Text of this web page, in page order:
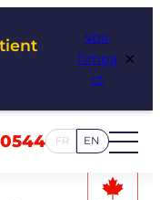
Voir
l’impa
ct
×
FR EN